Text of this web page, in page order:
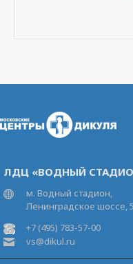
ЛДЦ «ВОДНЫЙ
м. Водный стадион,
Ленинградское шоссе,
+7 (495) 783-57-00
vs@dikul.ru